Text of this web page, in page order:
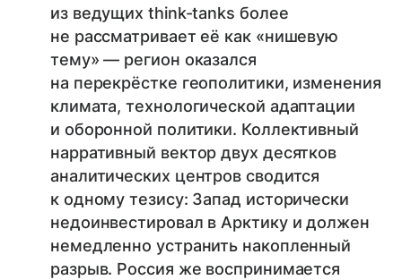
из ведущих think-tanks более
не рассматривает её как «нишевую
тему» — регион оказался
на перекрёстке геополитики, изменения
климата, технологической адаптации
и оборонной политики. Коллективный
нарративный вектор двух десятков
аналитических центров сводится
к одному тезису: Запад исторически
недоинвестировал в Арктику и должен
немедленно устранить накопленный
разрыв. Россия же воспринимается